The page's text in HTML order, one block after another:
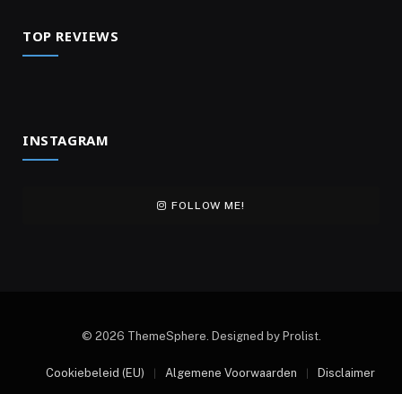
TOP REVIEWS
INSTAGRAM
FOLLOW ME!
© 2026 ThemeSphere. Designed by Prolist.
Cookiebeleid (EU) Algemene Voorwaarden Disclaimer